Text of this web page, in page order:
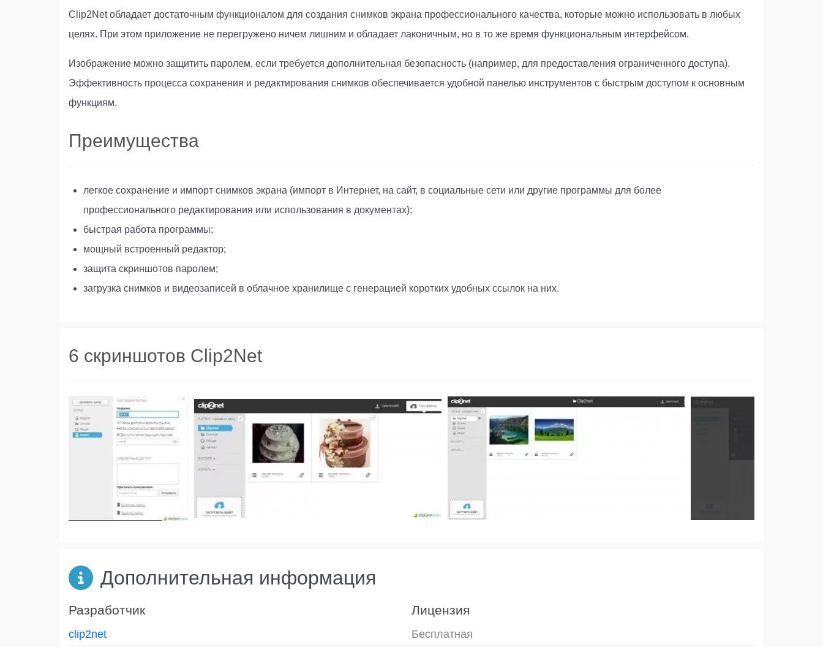
Clip2Net обладает достаточным функционалом для создания снимков экрана профессионального качества, которые можно использовать в любых
целях. При этом приложение не перегружено ничем лишним и обладает лаконичным, но в то же время функциональным интерфейсом.
Изображение можно защитить паролем, если требуется дополнительная безопасность (например, для предоставления ограниченного доступа).
Эффективность процесса сохранения и редактирования снимков обеспечивается удобной панелью инструментов с быстрым доступом к основным
функциям.
Преимущества
легкое сохранение и импорт снимков экрана (импорт в Интернет, на сайт, в социальные сети или другие программы для более
профессионального редактирования или использования в документах);
быстрая работа программы;
мощный встроенный редактор;
защита скриншотов паролем;
загрузка снимков и видеозаписей в облачное хранилище с генерацией коротких удобных ссылок на них.
6 скриншотов Clip2Net
Дополнительная информация
Разработчик
clip2net
Лицензия
Бесплатная